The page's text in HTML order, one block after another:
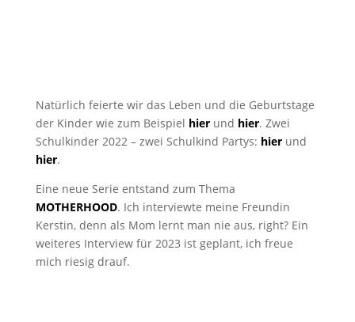
Natürlich feierte wir das Leben und die Geburtstage
der Kinder wie zum Beispiel hier und hier. Zwei
Schulkinder 2022 – zwei Schulkind Partys: hier und
hier.
Eine neue Serie entstand zum Thema
MOTHERHOOD. Ich interviewte meine Freundin
Kerstin, denn als Mom lernt man nie aus, right? Ein
weiteres Interview für 2023 ist geplant, ich freue
mich riesig drauf.